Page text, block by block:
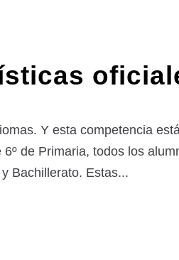
Y esta competencia
de Primaria, todos los
Bachillerato. Estas...